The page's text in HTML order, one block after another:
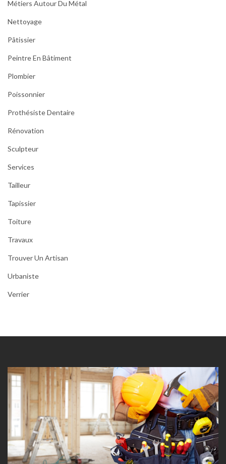
Métiers Autour Du Métal
Nettoyage
Pâtissier
Peintre En Bâtiment
Plombier
Poissonnier
Prothésiste Dentaire
Rénovation
Sculpteur
Services
Tailleur
Tapissier
Toiture
Travaux
Trouver Un Artisan
Urbaniste
Verrier